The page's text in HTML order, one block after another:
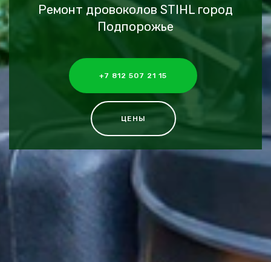
Ремонт дровоколов STIHL город
Подпорожье
+7 812 507 21 15
ЦЕНЫ